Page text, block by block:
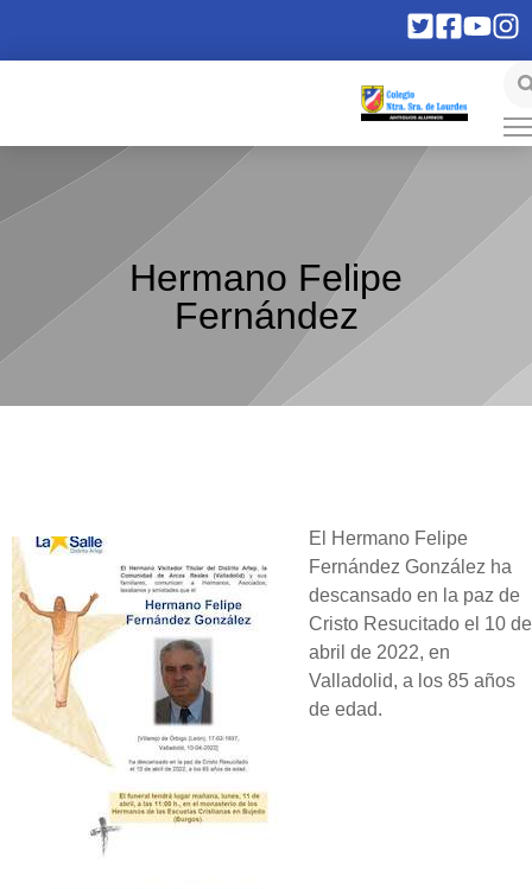
Hermano Felipe
Fernández
El Hermano Felipe
Fernández González ha
descansado en la paz de
Cristo Resucitado el 10 de
abril de 2022, en
Valladolid, a los 85 años
de edad.